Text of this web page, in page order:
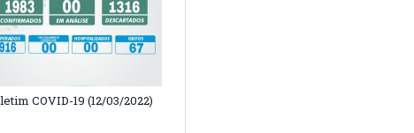
COVID-19 (12/03/2022)